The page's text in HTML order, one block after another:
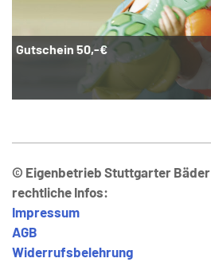
Gutschein 50,-€
© Eigenbetrieb Stuttgarter Bäder
rechtliche Infos:
Impressum
AGB
Widerrufsbelehrung